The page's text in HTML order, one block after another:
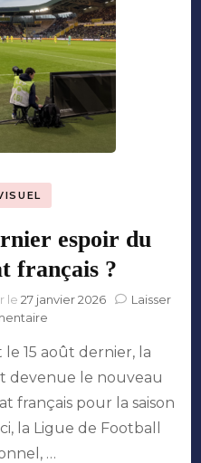
espoir du
français ?
le 27 janvier 2026
Laisser
sur
1
+,
dernier
espoir
15 août dernier, la
devenue le nouveau
français pour la saison
la Ligue de Football
…